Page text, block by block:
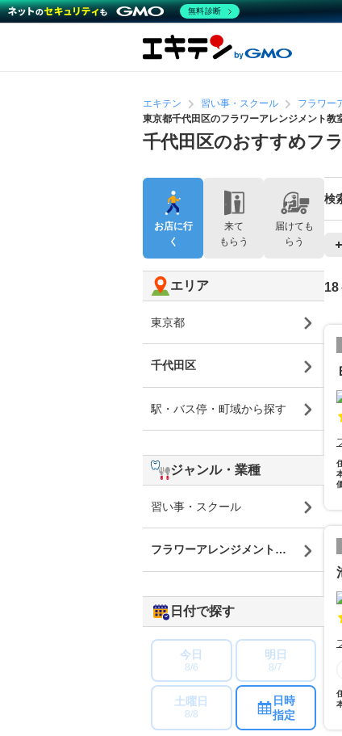
エキテン 習い事・スクール フラワー
東京都千代田区のフラワーアレンジメント教
千代田区のおすすめフ
検
18
お店に行
く
来て
もらう
届けても
らう
エリア
東京都
千代田区
駅・バス停・町域から探す
ジャンル・業種
習い事・スクール
フラワーアレンジメント教室・生け花
日付で探す
今日
8/6
明日
8/7
土曜日
8/8
日時
指定
無料診断